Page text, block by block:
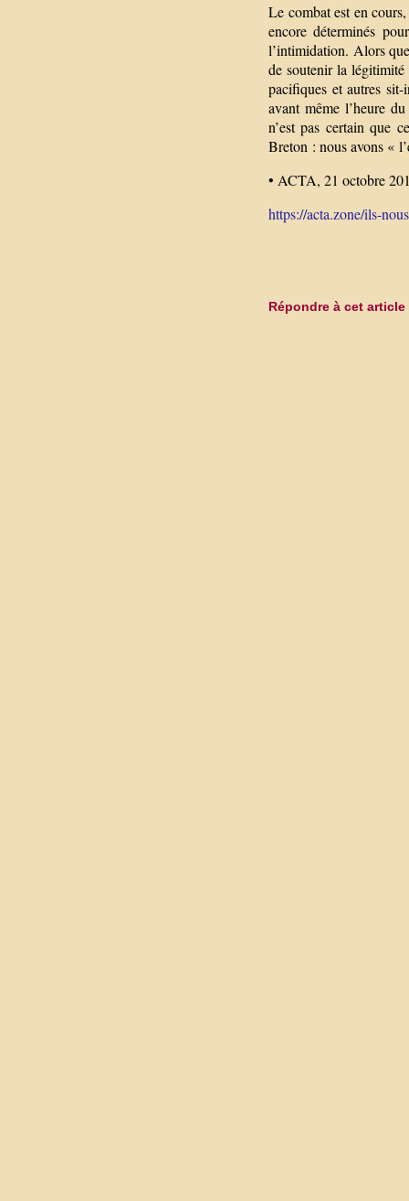
Le combat est en
encore déterminés
l’intimidation. Alors
de soutenir la légitimité
pacifiques et autres sit-
avant même l’heure
n’est pas certain que
Breton : nous avons «
• ACTA, 21 octobre
https://acta.zone/ils-
Répondre à cet article